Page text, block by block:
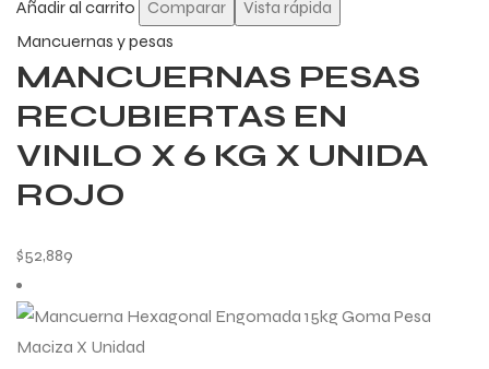
Añadir al carrito
Comparar
Vista rápida
Mancuernas y pesas
MANCUERNAS PESAS
RECUBIERTAS EN
VINILO X 6 KG X UNIDA
ROJO
$52,889